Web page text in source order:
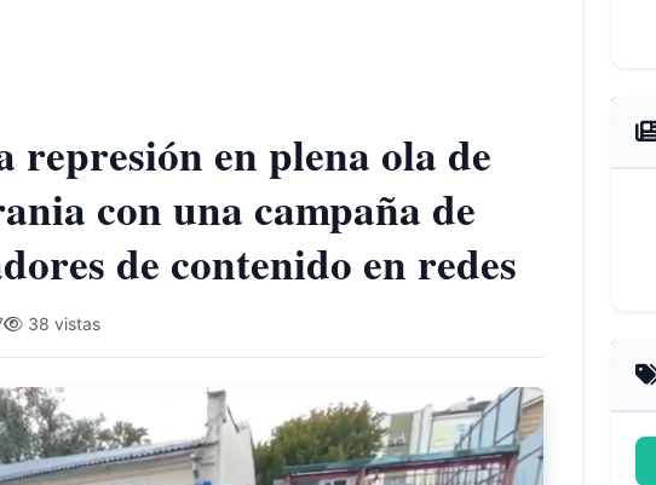
represión en plena ola de
con una campaña de
de contenido en redes
38 vistas